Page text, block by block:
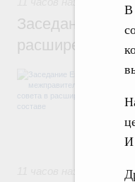
В
И
Заседание
расширенном